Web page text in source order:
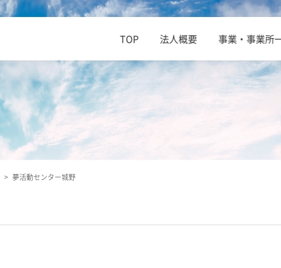
TOP 法人概要 事業・事業所
> 夢活動センター城野